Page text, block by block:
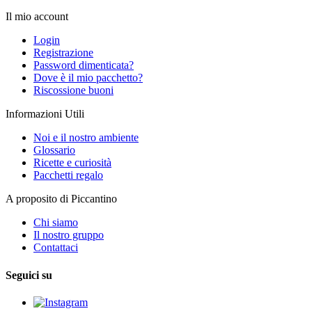
Il mio account
Login
Registrazione
Password dimenticata?
Dove è il mio pacchetto?
Riscossione buoni
Informazioni Utili
Noi e il nostro ambiente
Glossario
Ricette e curiosità
Pacchetti regalo
A proposito di Piccantino
Chi siamo
Il nostro gruppo
Contattaci
Seguici su